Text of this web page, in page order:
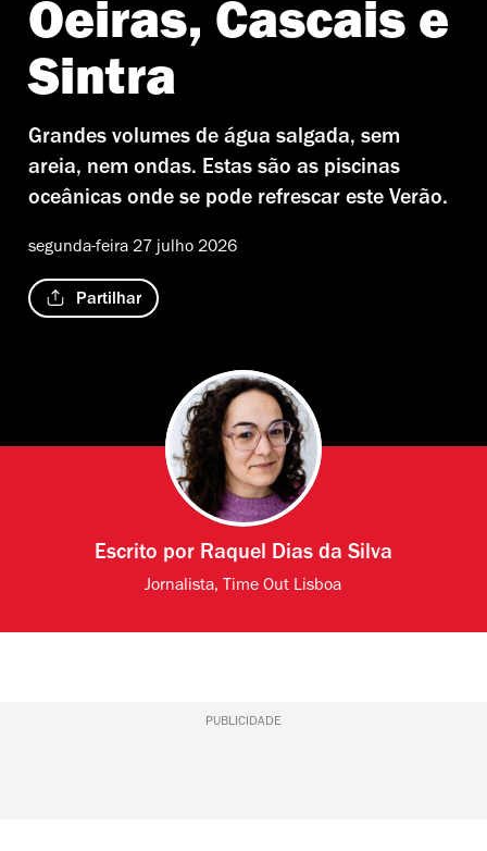
Oeiras, Cascais e
Sintra
Grandes volumes de água salgada, sem
areia, nem ondas. Estas são as piscinas
oceânicas onde se pode refrescar este Verão.
segunda-feira 27 julho 2026
Partilhar
Escrito por Raquel Dias da Silva
Jornalista, Time Out Lisboa
PUBLICIDADE